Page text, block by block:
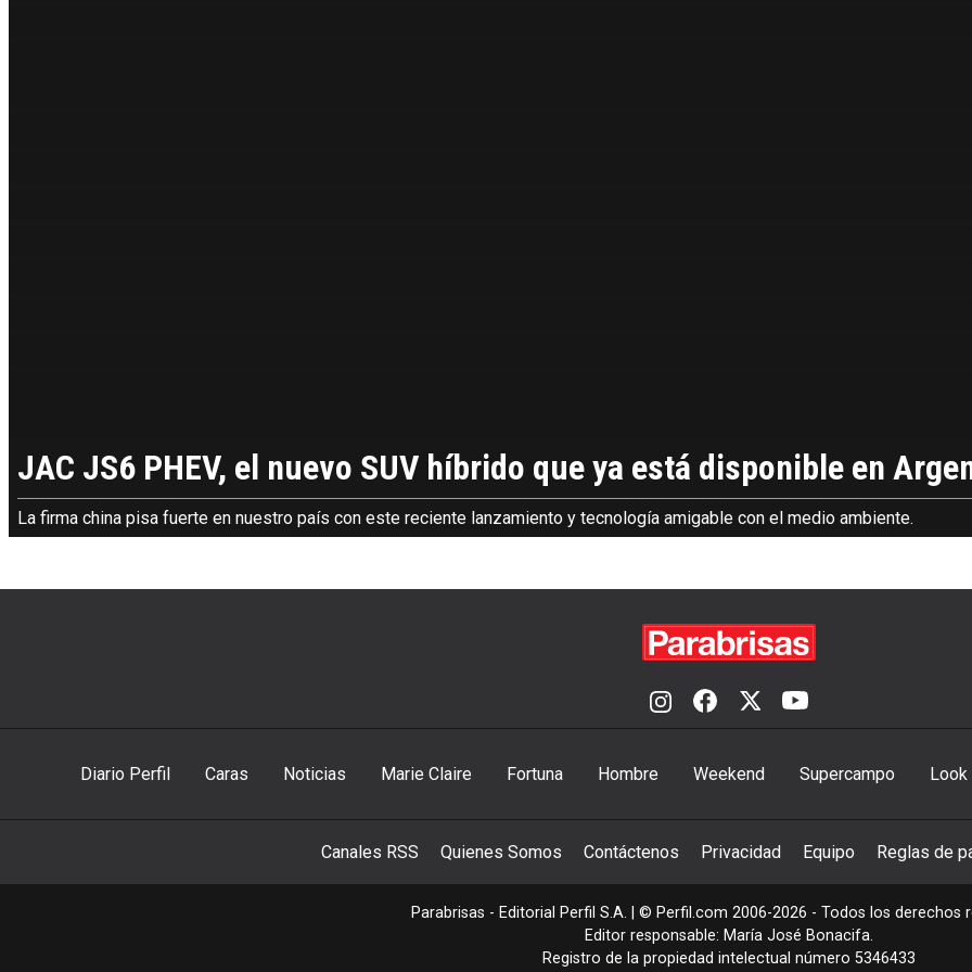
JAC JS6 PHEV, el nuevo SUV híbrido que ya está disponible en
La firma china pisa fuerte en nuestro país con este reciente lanzamiento y tecnología amigable con el medio ambiente.
Diario Perfil Caras Noticias Marie Claire Fortuna Hombre Weekend Supercampo Look
Canales RSS Quienes Somos Contáctenos Privacidad Equipo Reglas de
Parabrisas - Editorial Perfil S.A. | © Perfil.com 2006-2026 - Todos los derechos
Editor responsable: María José Bonacifa.
Registro de la propiedad intelectual número 5346433